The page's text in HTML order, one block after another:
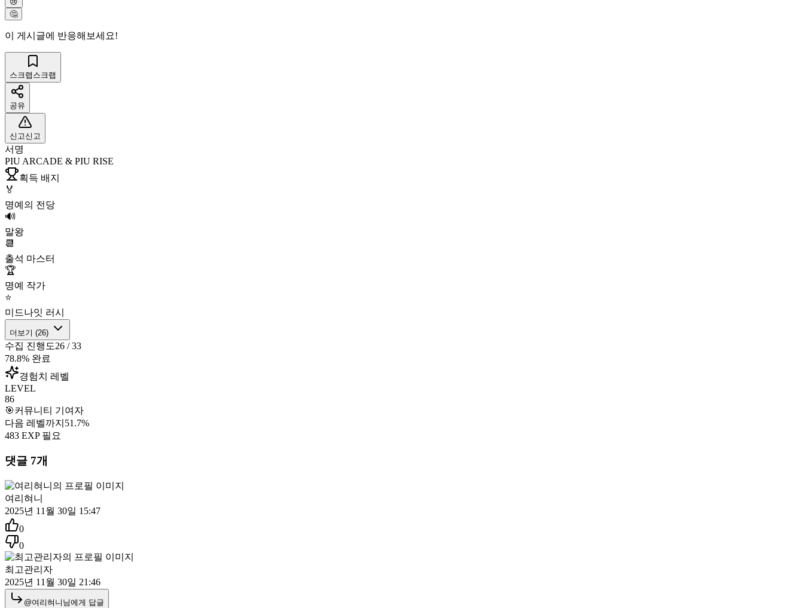
🤔
이 게시글에 반응해보세요!
스크랩 스크랩
공유
신고신고
서명
PIU ARCADE & PIU RISE
획득 배지
🏅
명예의 전당
🔊
말왕
📆
출석 마스터
🏆
명예 작가
⭐
미드나잇 러시
더보기 (26)
수집 진행도26 /33
78.8% 완료
경험치 레벨
LEVEL
86
🎯커뮤니티 기여자
다음 레벨까지 51.7%
483 EXP 필요
댓글 7개
여리혀니
2025년 11월 30일 15:47
0
0
최고관리자
2025년 11월 30일 21:46
@여리혀니 님에게 답글